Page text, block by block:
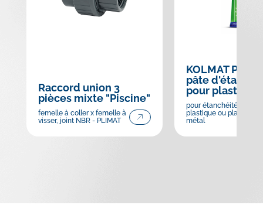
Raccord union 3
pièces mixte "Piscine"
femelle à coller x femelle à
visser, joint NBR - PLIMAT
KOLMAT
pâte
pour plastique
pour étanchéité
plastique ou plastique
métal